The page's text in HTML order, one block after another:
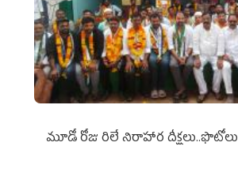
మూడో రోజు రిలే నిరాహార దీక్షలు..ఫొటోలు